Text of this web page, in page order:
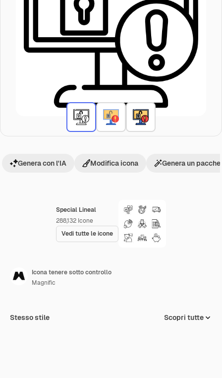
Special Lineal
288,132 Icone
Vedi tutte le icone
Genera con l'IA Modifica icona Genera un
Icona tenere sotto controllo
Magnific
Stesso stile Scopri tutte